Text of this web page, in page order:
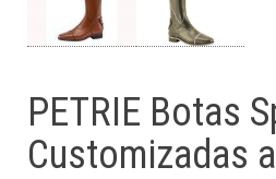
PETRIE Botas
Customizadas